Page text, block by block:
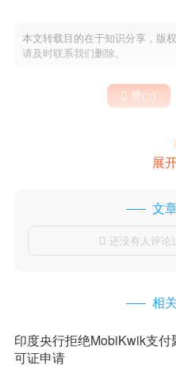
本文转载目的在于知识分享，版
请及时联系我们删除。
 赞()
展
文
 还没有人评论
相
印度央行拒绝MobiKwik支付
可证申请